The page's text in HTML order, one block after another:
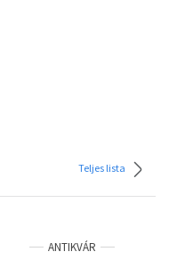
Teljes lista
ANTIKVÁR